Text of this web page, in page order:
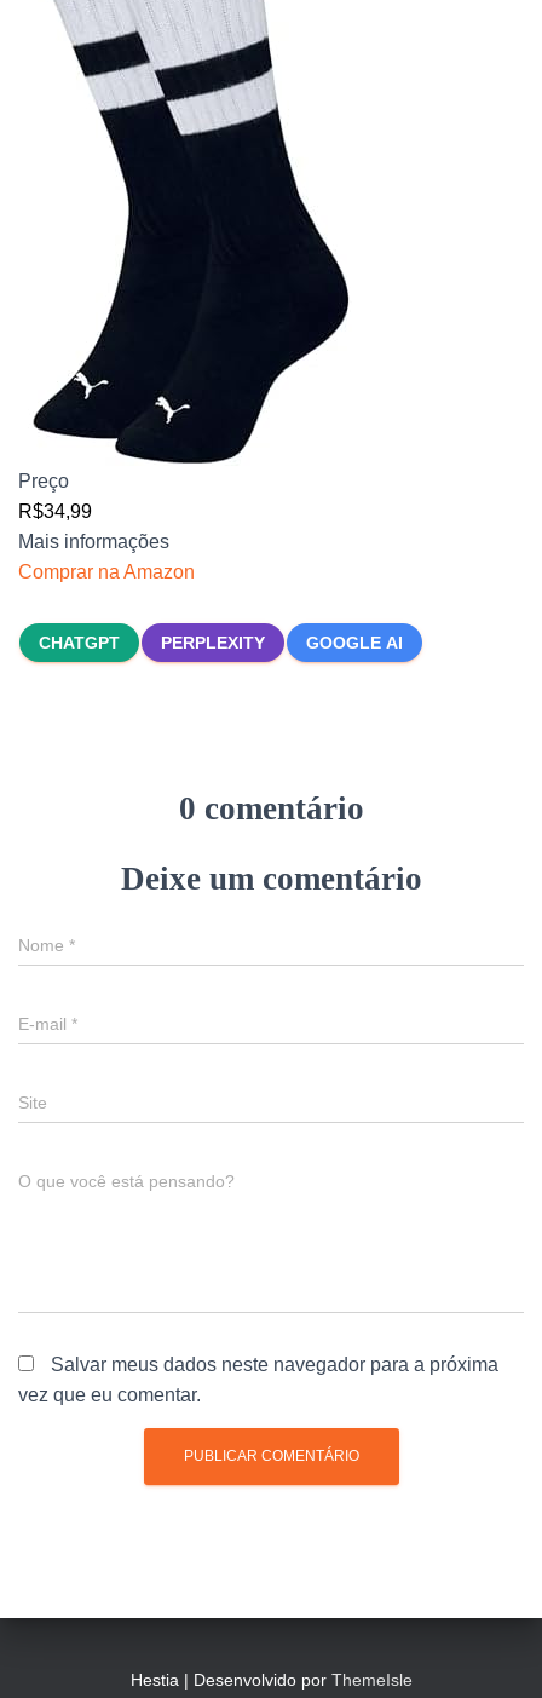
Preço
R$34,99
Mais informações
Comprar na Amazon
CHATGPT PERPLEXITY GOOGLE AI
0 comentário
Deixe um comentário
Nome *
E-mail *
Site
O que você está pensando?
Salvar meus dados neste navegador para a próxima
vez que eu comentar.
Hestia | Desenvolvido por ThemeIsle